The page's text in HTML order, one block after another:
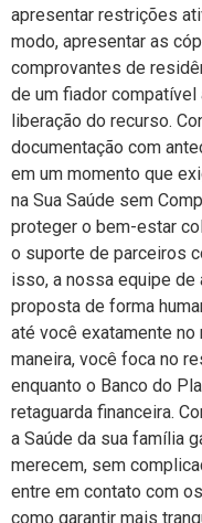
apresentar restrições
modo, apresentar as
comprovantes de
de um fiador
liberação do recurso.
documentação com
em um momento que
na Sua Saúde sem
proteger o bem-estar
o suporte de parceiros
isso, a nossa equipe
proposta de forma
até você exatamente
maneira, você foca no
enquanto o Banco do
retaguarda financeira.
a Saúde da sua família
merecem, sem
entre em contato com
como garantir mais